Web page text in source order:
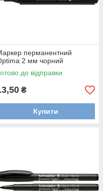
перманентний
2 мм чорний
до відправки
₴
Купити